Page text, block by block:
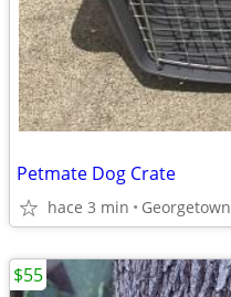
Petmate Dog Crate
hace 3 min Georgetown
$55